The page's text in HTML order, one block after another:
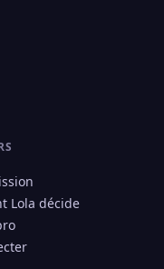
Lola décide